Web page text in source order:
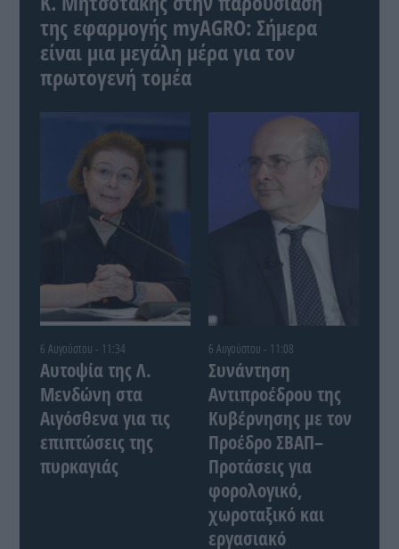
της εφαρμογής myAGRO: Σήμερα
είναι μια μεγάλη μέρα για τον
πρωτογενή τομέα
6 Αυγούστου - 11:34
Αυτοψία της Λ.
Μενδώνη στα
Αιγόσθενα για τις
επιπτώσεις της
πυρκαγιάς
6 Αυγούστου - 11:08
Συνάντηση
Αντιπροέδρου της
Κυβέρνησης με τον
Προέδρο ΣΒΑΠ–
Προτάσεις για
φορολογικό,
χωροταξικό και
εργασιακό